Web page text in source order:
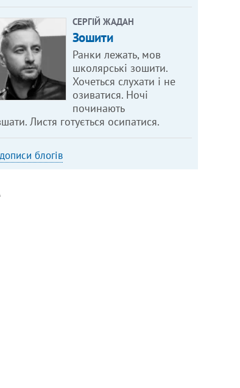
СЕРГІЙ ЖАДАН
Зошити
Ранки лежать, мов
школярські зошити.
Хочеться слухати і не
озиватися. Ночі
починають
Листя готується осипатися.
блогів